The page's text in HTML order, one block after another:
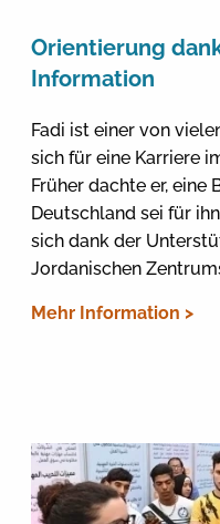
Orientierung
Information
Fadi ist einer von
sich für eine Karriere
Früher dachte er, eine
Deutschland sei für
sich dank der
Jordanischen
Mehr Information >